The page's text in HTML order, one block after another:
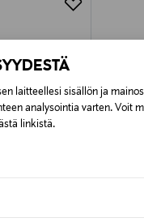
laitteellesi sisällön ja
analysointia varten. Voit
linkistä.